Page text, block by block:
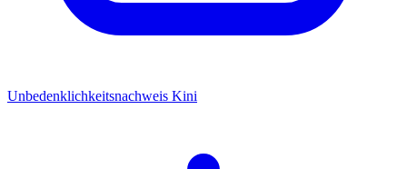
Unbedenklichkeitsnachweis Kini